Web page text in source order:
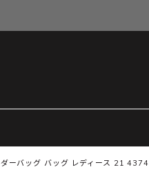
ーバッグ バッグ レディース 21 4374